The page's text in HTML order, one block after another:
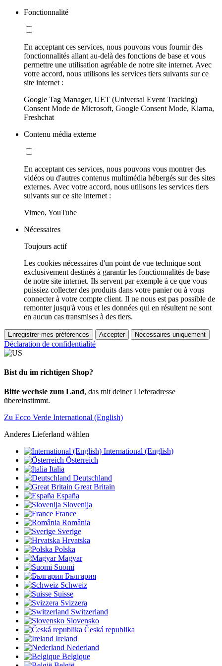
Fonctionnalité
En acceptant ces services, nous pouvons vous fournir des
fonctionnalités allant au-delà des fonctions de base et vous
permettre une utilisation agréable de notre site internet. Avec
votre accord, nous utilisons les services tiers suivants sur ce
site internet :
Google Tag Manager, UET (Universal Event Tracking)
Consent Mode de Microsoft, Google Consent Mode, Klarna,
Freshchat
Contenu média externe
En acceptant ces services, nous pouvons vous montrer des
vidéos ou d'autres contenus multimédia hébergés sur des sites
externes. Avec votre accord, nous utilisons les services tiers
suivants sur ce site internet :
Vimeo, YouTube
Nécessaires
Toujours actif
Les cookies nécessaires d'un point de vue technique sont
exclusivement destinés à garantir les fonctionnalités de base
de notre site internet. Ils servent par exemple à ce que vous
puissiez collecter des produits dans votre panier ou à vous
connecter à votre compte client. Il ne nous est pas possible de
remonter jusqu'à vous et les données qui en résultent ne sont
en aucun cas transmises à des tiers.
Enregistrer mes préférences Accepter Nécessaires uniquement
Déclaration de confidentialité
Bist du im richtigen Shop?
Bitte wechsle zum Land, das mit deiner Lieferadresse
übereinstimmt.
Zu Ecco Verde International (English)
Anderes Lieferland wählen
International (English)
Österreich
Italia
Deutschland
Great Britain
España
Slovenija
France
România
Sverige
Hrvatska
Polska
Magyar
Suomi
България
Schweiz
Suisse
Svizzera
Switzerland
Slovensko
Česká republika
Ireland
Nederland
Belgique